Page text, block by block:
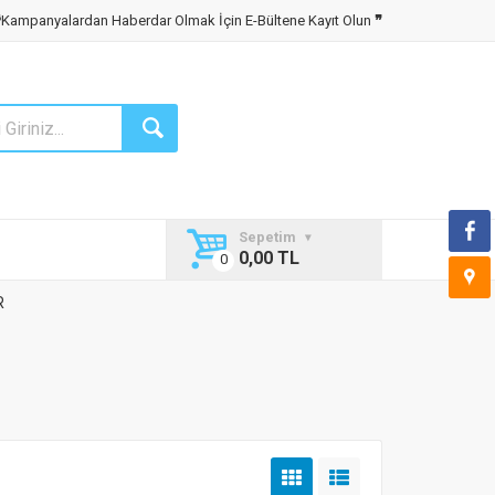
Kampanyalardan Haberdar Olmak İçin E-Bültene Kayıt Olun ❞
Sepetim
0,00 TL